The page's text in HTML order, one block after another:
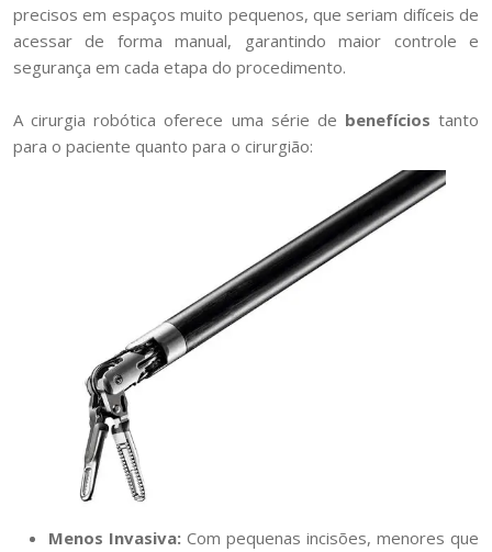
precisos em espaços muito pequenos, que seriam difíceis de
acessar de forma manual, garantindo maior controle e
segurança em cada etapa do procedimento.
A cirurgia robótica oferece uma série de benefícios tanto
para o paciente quanto para o cirurgião:
Menos Invasiva: Com pequenas incisões, menores que